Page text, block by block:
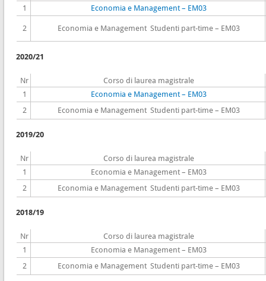
1
Economia e Management – EM03
2 Economia e Management Studenti part-time – EM03
2020/21
Nr
Corso di laurea magistrale
1
Economia e Management – EM03
2
Economia e Management Studenti part-time – EM03
2019/20
Nr
Corso di laurea magistrale
1
Economia e Management – EM03
2
Economia e Management Studenti part-time – EM03
2018/19
Nr
Corso di laurea magistrale
1
Economia e Management – EM03
2
Economia e Management Studenti part-time – EM03